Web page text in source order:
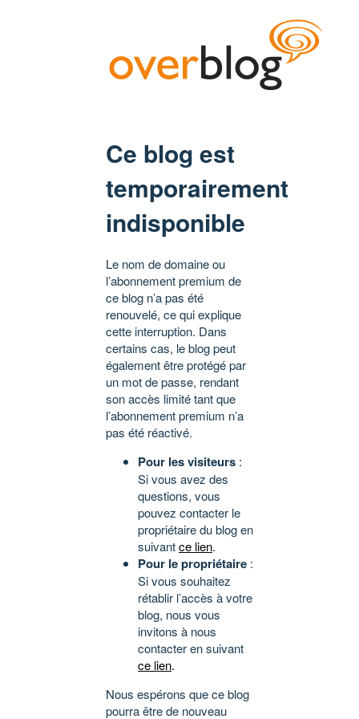
Ce blog est
temporairement
indisponible
Le nom de domaine ou
l’abonnement premium de
ce blog n’a pas été
renouvelé, ce qui explique
cette interruption. Dans
certains cas, le blog peut
également être protégé par
un mot de passe, rendant
son accès limité tant que
l’abonnement premium n’a
pas été réactivé.
Pour les visiteurs :
Si vous avez des
questions, vous
pouvez contacter le
propriétaire du blog en
suivantce lien.
Pour le propriétaire :
Si vous souhaitez
rétablir l’accès à votre
blog, nous vous
invitons à nous
contacter en suivant
ce lien.
Nous espérons que ce blog
pourra être de nouveau